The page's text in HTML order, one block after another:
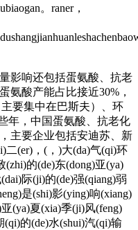
。raner，
响还包括蛋氨酸、抗老
氨酸产能占比接近30%，
要集中在巴斯夫）、环
年，中国蛋氨酸、抗老化
主要企业包括安迪苏、新
，(，)大(da)气(qi)环
(zhi)的(de)东(dong)亚(ya)
际(ji)的(de)强(qiang)弱
是(shi)影(ying)响(xiang)
(ya)夏(xia)季(ji)风(feng)
的(de)水(shui)汽(qi)输